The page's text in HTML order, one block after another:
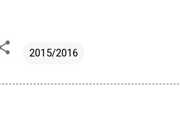
2015/2016